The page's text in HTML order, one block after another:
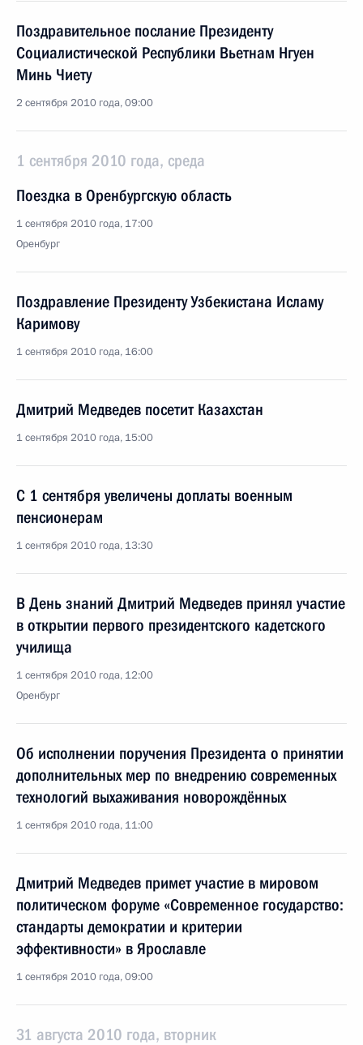
Поздравительное послание Президенту
Социалистической Республики Вьетнам Нгуен
Минь Чиету
2 сентября 2010 года, 09:00
1 сентября 2010 года, среда
Поездка в Оренбургскую область
1 сентября 2010 года, 17:00
Оренбург
Поздравление Президенту Узбекистана Исламу
Каримову
1 сентября 2010 года, 16:00
Дмитрий Медведев посетит Казахстан
1 сентября 2010 года, 15:00
С 1 сентября увеличены доплаты военным
пенсионерам
1 сентября 2010 года, 13:30
В День знаний Дмитрий Медведев принял участие
в открытии первого президентского кадетского
училища
1 сентября 2010 года, 12:00
Оренбург
Об исполнении поручения Президента о принятии
дополнительных мер по внедрению современных
технологий выхаживания новорождённых
1 сентября 2010 года, 11:00
Дмитрий Медведев примет участие в мировом
политическом форуме «Современное государство:
стандарты демократии и критерии
эффективности» в Ярославле
1 сентября 2010 года, 09:00
31 августа 2010 года, вторник